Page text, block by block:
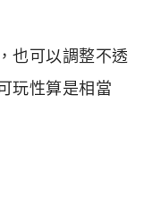
也可以調整不透
玩性算是相當